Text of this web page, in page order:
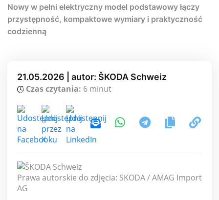
Nowy w pełni elektryczny model podstawowy łączy
przystępność, kompaktowe wymiary i praktyczność
codzienną
21.05.2026 | autor: ŠKODA Schweiz
Czas czytania: 6 minut
Prawa autorskie do zdjęcia: SKODA / AMAG Import
AG